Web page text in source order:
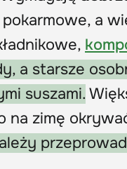
a
a starsze
suszami.
na zimę